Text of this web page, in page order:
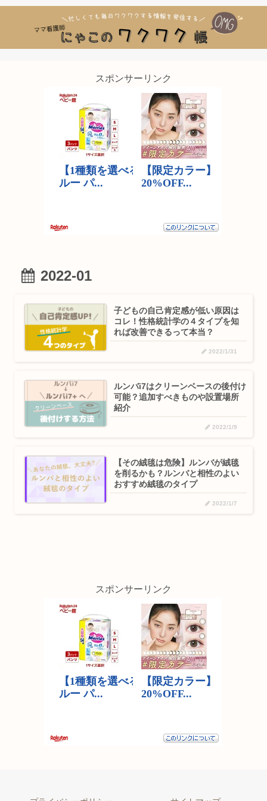
スポンサーリンク
2022-01
子どもの自己肯定感が低い原因は
コレ！性格統計学の４タイプを知
れば改善できるって本当？
2022/1/31
ルンバi7はクリーンベースの後付け
可能？追加すべきものや設置場所
紹介
2022/1/9
【その絨毯は危険】ルンバが絨毯
を削るかも？ルンバと相性のよい
おすすめ絨毯のタイプ
2022/1/7
スポンサーリンク